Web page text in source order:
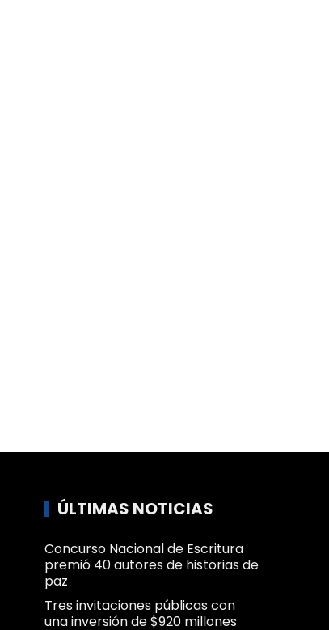
ÚLTIMAS NOTICIAS
Concurso Nacional de Escritura
premió 40 autores de historias de
paz
Tres invitaciones públicas con
una inversión de $920 millones